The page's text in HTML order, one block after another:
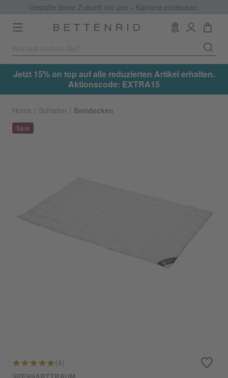
Gestalte deine Zukunft mit uns – Karriere entdecken.
Toggle
navigation
15% on top auf alle reduzierten Artikel erhalten.
Aktionscode: EXTRA15
Jetzt
Home Schlafen Bettdecken
(4)